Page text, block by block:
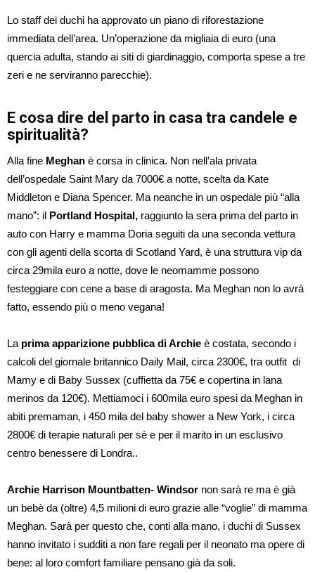
Lo staff dei duchi ha approvato un piano di riforestazione
immediata dell’area. Un’operazione da migliaia di euro (una
quercia adulta, stando ai siti di giardinaggio, comporta spese a tre
zeri e ne serviranno parecchie).
E cosa dire del parto in casa tra candele e
spiritualità?
Alla fine Meghan è corsa in clinica. Non nell’ala privata
dell’ospedale Saint Mary da 7000€ a notte, scelta da Kate
Middleton e Diana Spencer. Ma neanche in un ospedale più “alla
mano”: il Portland Hospital, raggiunto la sera prima del parto in
auto con Harry e mamma Doria seguiti da una seconda vettura
con gli agenti della scorta di Scotland Yard, è una struttura vip da
circa 29mila euro a notte, dove le neomamme possono
festeggiare con cene a base di aragosta. Ma Meghan non lo avrà
fatto, essendo più o meno vegana!
La prima apparizione pubblica di Archie è costata, secondo i
calcoli del giornale britannico Daily Mail, circa 2300€, tra outfit di
Mamy e di Baby Sussex (cuffietta da 75€ e copertina in lana
merinos da 120€). Mettiamoci i 600mila euro spesi da Meghan in
abiti premaman, i 450 mila del baby shower a New York, i circa
2800€ di terapie naturali per sè e per il marito in un esclusivo
centro benessere di Londra..
Archie Harrison Mountbatten- Windsor non sarà re ma è già
un bebè da (oltre) 4,5 milioni di euro grazie alle “voglie” di mamma
Meghan. Sarà per questo che, conti alla mano, i duchi di Sussex
hanno invitato i sudditi a non fare regali per il neonato ma opere di
bene: al loro comfort familiare pensano già da soli.